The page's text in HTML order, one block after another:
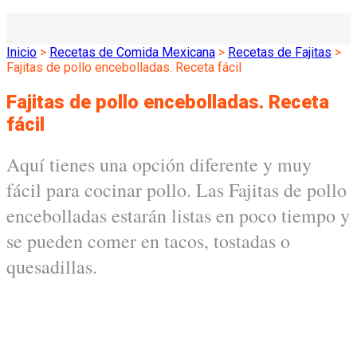
Inicio > Recetas de Comida Mexicana > Recetas de Fajitas >
Fajitas de pollo encebolladas. Receta fácil
Fajitas de pollo encebolladas. Receta
fácil
Aquí tienes una opción diferente y muy
fácil para cocinar pollo. Las Fajitas de pollo
encebolladas estarán listas en poco tiempo y
se pueden comer en tacos, tostadas o
quesadillas.